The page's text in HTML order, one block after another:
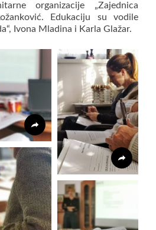
organizacije „Zajednica
Edukaciju su vodile
Ivona Mladina i Karla Glažar.